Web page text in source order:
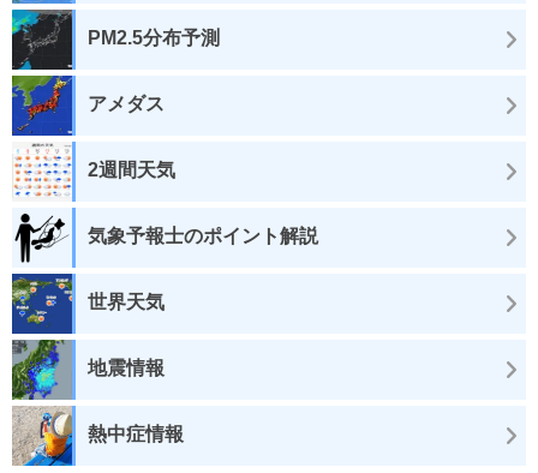
PM2.5分布予測
アメダス
2週間天気
気象予報士のポイント解説
世界天気
地震情報
熱中症情報